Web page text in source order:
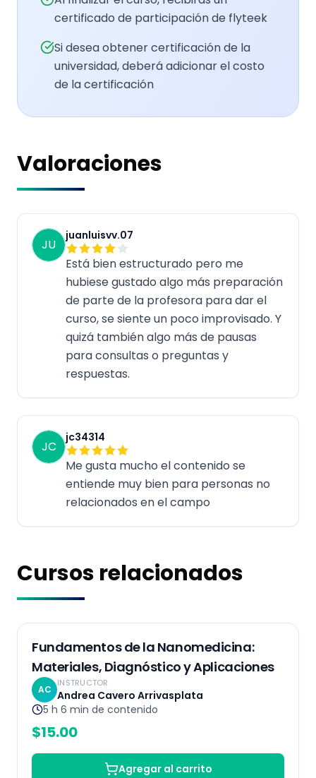
certificado de participación de flyteek
Si desea obtener certificación de la
universidad, deberá adicionar el costo
de la certificación
Valoraciones
JU
juanluisvv.07
Está bien estructurado pero me
hubiese gustado algo más preparación
de parte de la profesora para dar el
curso, se siente un poco improvisado. Y
quizá también algo más de pausas
para consultas o preguntas y
respuestas.
JC
jc34314
Me gusta mucho el contenido se
entiende muy bien para personas no
relacionados en el campo
Cursos relacionados
Fundamentos de la Nanomedicina:
Materiales, Diagnóstico y Aplicaciones
AC
INSTRUCTOR
Andrea Cavero Arrivasplata
5 h 6 min de contenido
$15.00
Agregar al carrito